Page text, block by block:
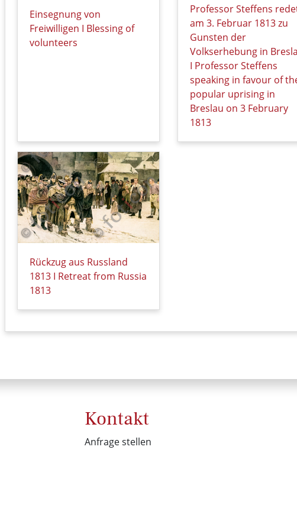
Einsegnung von
Freiwilligen I Blessing of
volunteers
Details zu Einsegnung von Freiwilligen I Blessing of
Professor Steffens
am 3. Februar 1813 zu
Gunsten der
Volkserhebung in
I Professor Steffens
speaking in favour of
popular uprising in
Breslau on 3 February
1813
Rückzug aus Russland
1813 I Retreat from Russia
1813
Kontakt
Anfrage stellen